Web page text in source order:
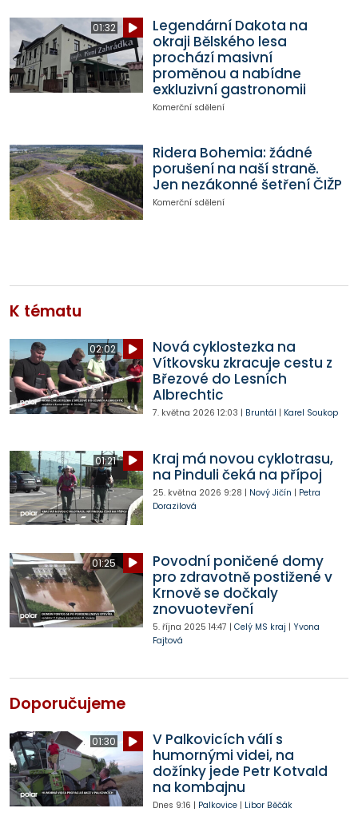
01:32
Legendární Dakota na
okraji Bělského lesa
prochází masivní
proměnou a nabídne
exkluzivní gastronomii
Komerční sdělení
Ridera Bohemia: žádné
porušení na naší straně.
Jen nezákonné šetření ČIŽP
Komerční sdělení
K tématu
02:02
Nová cyklostezka na
Vítkovsku zkracuje cestu z
Březové do Lesních
Albrechtic
7. května 2026 12:03 | Bruntál | Karel Soukop
01:21
Kraj má novou cyklotrasu,
na Pinduli čeká na přípoj
25. května 2026 9:28 | Nový Jičín | Petra
Dorazilová
01:25
Povodní poničené domy
pro zdravotně postižené v
Krnově se dočkaly
znovuotevření
5. října 2025 14:47 | Celý MS kraj | Yvona
Fajtová
Doporučujeme
01:30
V Palkovicích válí s
humornými videi, na
dožínky jede Petr Kotvald
na kombajnu
Dnes 9:16 | Palkovice| Libor Běčák